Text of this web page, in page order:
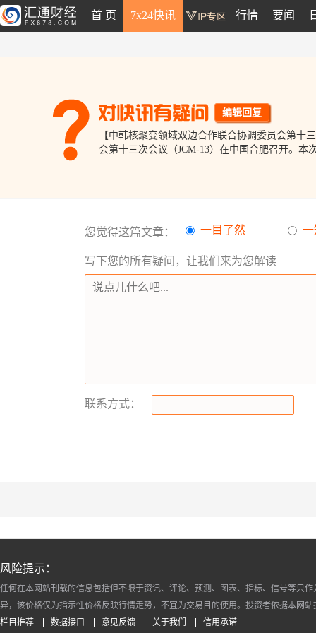
首 页 7x24快讯 行情 要闻
【中韩核聚变领域双边合作联合协调委员会第十
会第十三次会议（JCM-13）在中国合肥召开。
编辑回复
您觉得这篇文章： 一目了然 一
写下您的所有疑问，让我们来为您解读
联系方式：
风险提示：
任何在本网站刊载的信息包括但不限于资讯、评论、预测、图表、指标、信号等只
异，该价格仅为指示性价格反映行情走势，不宜为交易目的使用。投资者依据本网
栏目推荐
数据接口 意见反馈 关于我们 信用承诺